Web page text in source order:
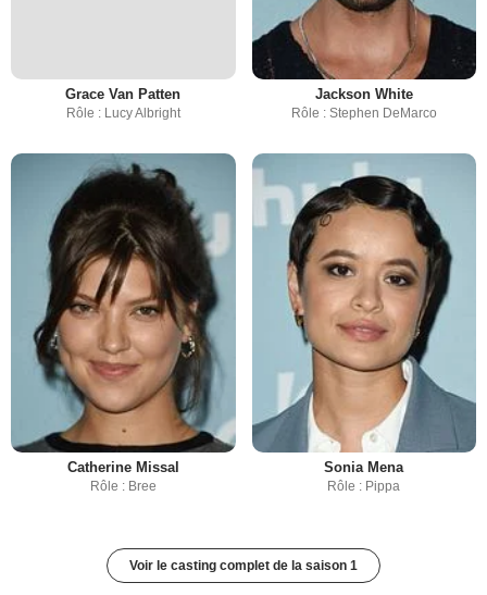
Grace Van Patten
Rôle : Lucy Albright
Jackson White
Rôle : Stephen DeMarco
Catherine Missal
Rôle : Bree
Sonia Mena
Rôle : Pippa
Voir le casting complet de la saison 1